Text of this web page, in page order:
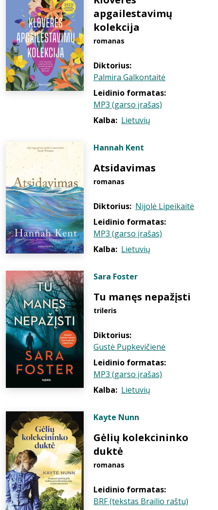
apgailestavimų
kolekcija
romanas
Diktorius:
Palmira Galkontaitė
Leidinio formatas:
MP3 (garso įrašas)
Kalba: Lietuvių
Hannah Kent
Atsidavimas
romanas
Diktorius: Nijolė Lipeikaitė
Leidinio formatas:
MP3 (garso įrašas)
Kalba: Lietuvių
Sara Foster
Tu manęs nepažįsti
trileris
Diktorius:
Gustė Pupkevičienė
Leidinio formatas:
MP3 (garso įrašas)
Kalba: Lietuvių
Kayte Nunn
Gėlių kolekcininko
duktė
romanas
Leidinio formatas:
BRF (tekstas Brailio raštu)